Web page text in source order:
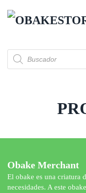
Búsqueda
de
productos
Obake Merchant
El obake es una criatura
necesidades. A este